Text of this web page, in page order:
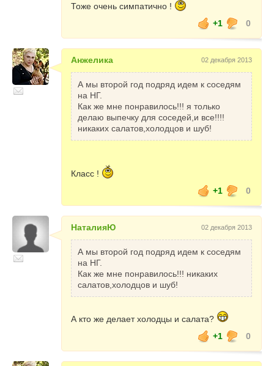
Тоже очень симпатично !
+1
0
Анжелика 02 декабря 2013
А мы второй год подряд идем к соседям
на НГ.
Как же мне понравилось!!! я только
делаю выпечку для соседей,и все!!!!
никаких салатов,холодцов и шуб!
Класс !
+1
0
НаталияЮ 02 декабря 2013
А мы второй год подряд идем к соседям
на НГ.
Как же мне понравилось!!! никаких
салатов,холодцов и шуб!
А кто же делает холодцы и салата?
+1
0